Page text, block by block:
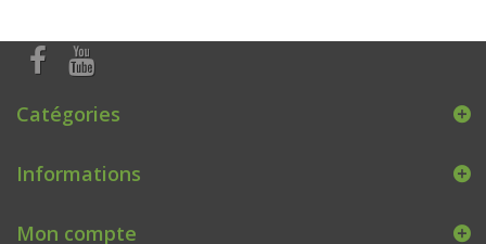
Catégories
Informations
Mon compte